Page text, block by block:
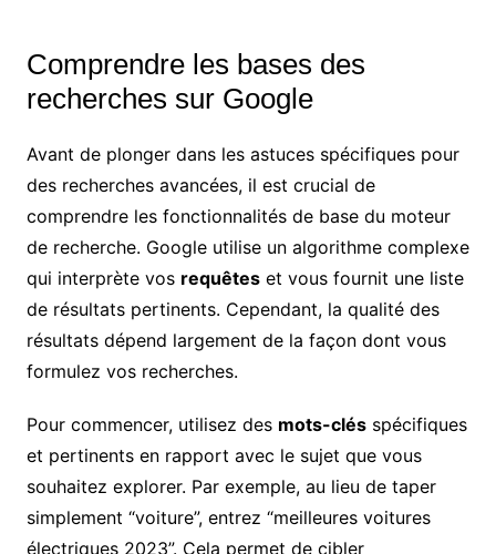
Comprendre les bases des
recherches sur Google
Avant de plonger dans les astuces spécifiques pour
des recherches avancées, il est crucial de
comprendre les fonctionnalités de base du moteur
de recherche. Google utilise un algorithme complexe
qui interprète vos requêteset vous fournit une liste
de résultats pertinents. Cependant, la qualité des
résultats dépend largement de la façon dont vous
formulez vos recherches.
Pour commencer, utilisez des mots-clésspécifiques
et pertinents en rapport avec le sujet que vous
souhaitez explorer. Par exemple, au lieu de taper
simplement “voiture”, entrez “meilleures voitures
électriques 2023”. Cela permet de cibler